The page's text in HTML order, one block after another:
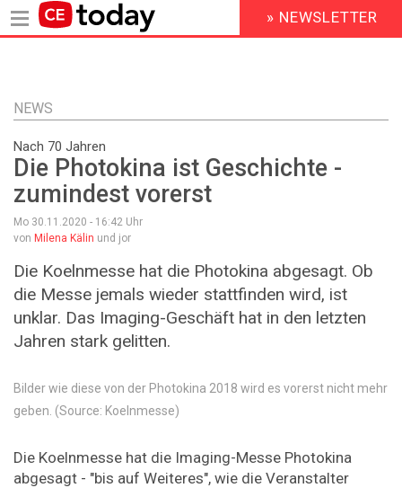
Inhalt
HEADER
MENU
» NEWSLETTER
NEWS
Nach 70 Jahren
Die Photokina ist Geschichte -
zumindest vorerst
Mo 30.11.2020 - 16:42 Uhr
von Milena Kälin und jor
Die Koelnmesse hat die Photokina abgesagt. Ob
die Messe jemals wieder stattfinden wird, ist
unklar. Das Imaging-Geschäft hat in den letzten
Jahren stark gelitten.
Bilder wie diese von der Photokina 2018 wird es vorerst nicht mehr
geben. (Source: Koelnmesse)
Die Koelnmesse hat die Imaging-Messe Photokina
abgesagt - "bis auf Weiteres", wie die Veranstalter